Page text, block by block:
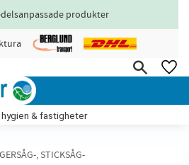
produkter
& fastigheter
, STICKSÅG-